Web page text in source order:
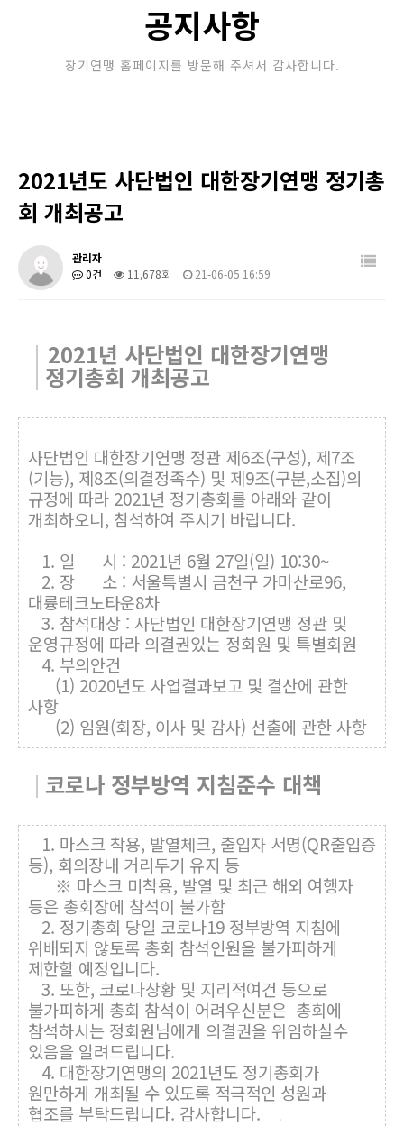
포토갤러리
공지사항
장기연맹 홈페이지를 방문해 주셔서 감사합니다.
2021년도 사단법인 대한장기연맹 정기총
회 개최공고
관리자
0건
11,678회 21-06-05 16:59
2021년 사단법인 대한장기연맹
정기총회 개최공고
사단법인 대한장기연맹 정관 제6조(구성), 제7조
(기능), 제8조(의결정족수) 및 제9조(구분,소집)의
규정에 따라 2021년 정기총회를 아래와 같이
개최하오니, 참석하여 주시기 바랍니다.
1. 일 시 : 2021년 6월 27일(일) 10:30~
2. 장 소 : 서울특별시 금천구 가마산로96,
대륭테크노타운8차
3. 참석대상 : 사단법인 대한장기연맹 정관 및
운영규정에 따라 의결권있는 정회원 및 특별회원
4. 부의안건
(1) 2020년도 사업결과보고 및 결산에 관한
사항
(2) 임원(회장, 이사 및 감사) 선출에 관한 사항
코로나 정부방역 지침준수 대책
1. 마스크 착용, 발열체크, 출입자 서명(QR출입증
등), 회의장내 거리두기 유지 등
※ 마스크 미착용, 발열 및 최근 해외 여행자
등은 총회장에 참석이 불가함
2. 정기총회 당일 코로나19 정부방역 지침에
위배되지 않토록 총회 참석인원을 불가피하게
제한할 예정입니다.
3. 또한, 코로나상황 및 지리적여건 등으로
불가피하게 총회 참석이 어려우신분은 총회에
참석하시는 정회원님에게 의결권을 위임하실수
있음을 알려드립니다.
4. 대한장기연맹의 2021년도 정기총회가
원만하게 개최될 수 있도록 적극적인 성원과
협조를 부탁드립니다. 감사합니다.
.